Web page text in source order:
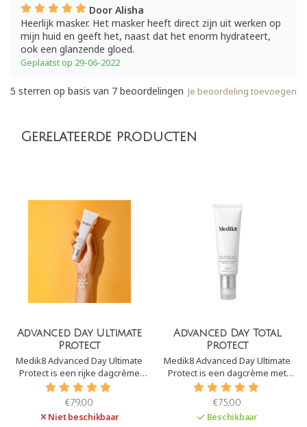
Door Alisha
Heerlijk masker. Het masker heeft direct zijn uit werken op
mijn huid en geeft het, naast dat het enorm hydrateert,
ook een glanzende gloed.
Geplaatst op 29-06-2022
Je beoordeling toevoegen
5 sterren op basis van 7 beoordelingen
Gerelateerde producten
Advanced Day Ultimate
Protect
Medik8 Advanced Day Ultimate
Protect is een rijke dagcrème
met SPF50+ (zeer hoge UVB-
bescherming) en PA++++ (zeer
uitzonderlijk hoge UVA-
bescherming). Daarnaast biedt
€79,00
Niet beschikbaar
Advanced Day Total
Protect
Medik8 Advanced Day Ultimate
Protect is een dagcrème met
SPF30+ Daarnaast biedt het
bescherming tegen infrarood,
blauwlicht en A.G.E´s.
€75,00
Beschikbaar